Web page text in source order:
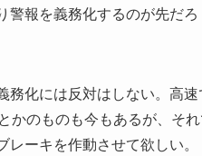
警報を義務化するのが先だろ
務化には反対はしない。高
かのものも今もあるが、それ
ーキを作動させて欲しい。